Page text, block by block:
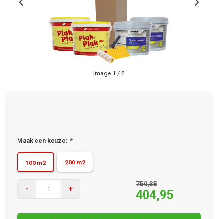
Image 1 / 2
Maak een keuze: *
100 m2 200 m2
- +
750,35
404,95